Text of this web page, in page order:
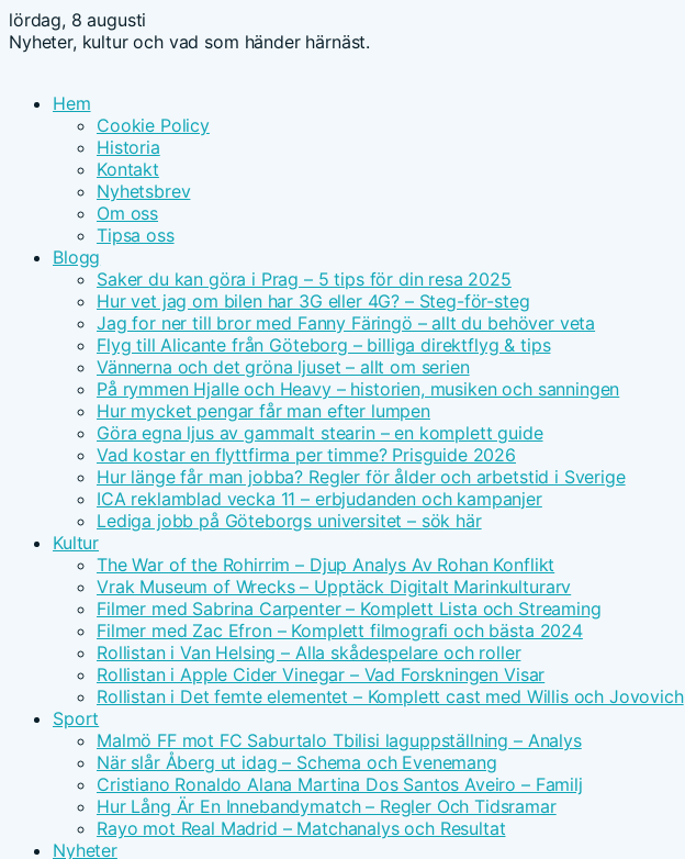
lördag, 8 augusti
Nyheter, kultur och vad som händer härnäst.
Hem
Cookie Policy
Historia
Kontakt
Nyhetsbrev
Om oss
Tipsa oss
Blogg
Saker du kan göra i Prag – 5 tips för din resa 2025
Hur vet jag om bilen har 3G eller 4G? – Steg-för-steg
Jag for ner till bror med Fanny Färingö – allt du behöver veta
Flyg till Alicante från Göteborg – billiga direktflyg & tips
Vännerna och det gröna ljuset – allt om serien
På rymmen Hjalle och Heavy – historien, musiken och sanningen
Hur mycket pengar får man efter lumpen
Göra egna ljus av gammalt stearin – en komplett guide
Vad kostar en flyttfirma per timme? Prisguide 2026
Hur länge får man jobba? Regler för ålder och arbetstid i Sverige
ICA reklamblad vecka 11 – erbjudanden och kampanjer
Lediga jobb på Göteborgs universitet – sök här
Kultur
The War of the Rohirrim – Djup Analys Av Rohan Konflikt
Vrak Museum of Wrecks – Upptäck Digitalt Marinkulturarv
Filmer med Sabrina Carpenter – Komplett Lista och Streaming
Filmer med Zac Efron – Komplett filmografi och bästa 2024
Rollistan i Van Helsing – Alla skådespelare och roller
Rollistan i Apple Cider Vinegar – Vad Forskningen Visar
Rollistan i Det femte elementet – Komplett cast med Willis och Jovovich
Sport
Malmö FF mot FC Saburtalo Tbilisi laguppställning – Analys
När slår Åberg ut idag – Schema och Evenemang
Cristiano Ronaldo Alana Martina Dos Santos Aveiro – Familj
Hur Lång Är En Innebandymatch – Regler Och Tidsramar
Rayo mot Real Madrid – Matchanalys och Resultat
Nyheter